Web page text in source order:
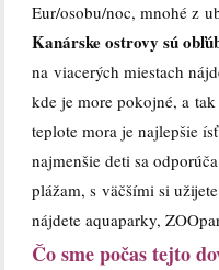
Eur/osobu/noc, mnohé z
Kanárske ostrovy sú
na viacerých miestach
kde je more pokojné, a
teplote mora je najlepšie
najmenšie deti sa
plážam, s väčšími si
nájdete aquaparky,
Čo sme počas tejto